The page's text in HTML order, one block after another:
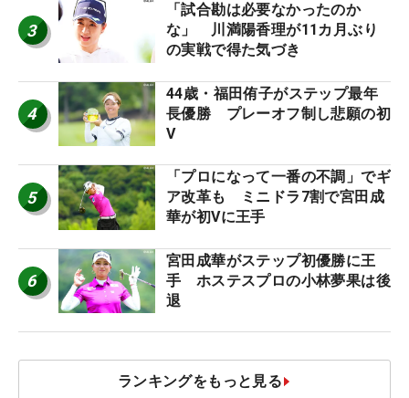
3
「試合勘は必要なかったのか
な」 川満陽香理が11カ月ぶり
の実戦で得た気づき
4
44歳・福田侑子がステップ最年
長優勝 プレーオフ制し悲願の初
V
5
「プロになって一番の不調」でギ
ア改革も ミニドラ7割で宮田成
華が初Vに王手
6
宮田成華がステップ初優勝に王
手 ホステスプロの小林夢果は後
退
ランキングをもっと見る